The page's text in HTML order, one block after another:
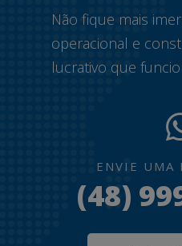
Não fique mais
operacional e
lucrativo que
ENVIE UMA
(48)